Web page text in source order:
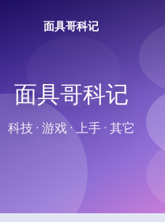
面具哥科记
面具哥科记
科技 · 游戏 · 上手 · 其它